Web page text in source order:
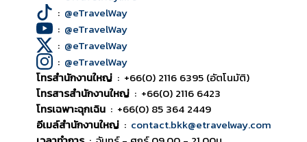
: @eTravelWay
: @eTravelWay
: @eTravelWay
: @eTravelWay
โทรสำนักงานใหญ่ : +66(0) 2116 6395 (อัตโนมัติ)
โทรสารสำนักงานใหญ่ : +66(0) 2116 6423
โทรเฉพาะฉุกเฉิน : +66(0) 85 364 2449
อีเมล์สำนักงานใหญ่ : contact.bkk@etravelway.com